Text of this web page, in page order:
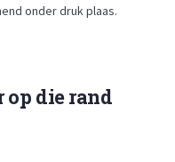
onder druk plaas.
op die rand